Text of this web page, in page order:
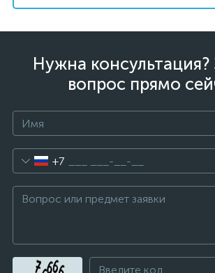
Нужна консультация?
вопрос прямо
+7